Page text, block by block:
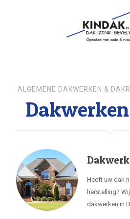
ALGEMENE DAKWERKEN &
Heeft uw dak
herstelling?
dakwerken in